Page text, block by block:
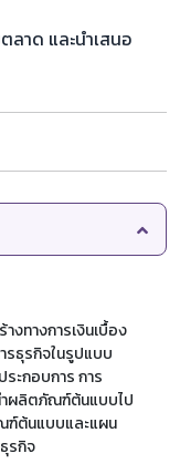
งทางการเงินเบื้อง
รธุรกิจในรูปแบบ
ะกอบการ การ
ผลิตภัณฑ์ต้นแบบไป
ฑ์ต้นแบบและแผน
รกิจ
าด และนำเสนอ